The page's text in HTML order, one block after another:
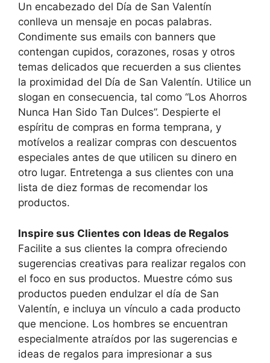
Un encabezado del Día de San Valentín
conlleva un mensaje en pocas palabras.
Condimente sus emails con banners que
contengan cupidos, corazones, rosas y otros
temas delicados que recuerden a sus clientes
la proximidad del Día de San Valentín. Utilice un
slogan en consecuencia, tal como “Los Ahorros
Nunca Han Sido Tan Dulces”. Despierte el
espíritu de compras en forma temprana, y
motívelos a realizar compras con descuentos
especiales antes de que utilicen su dinero en
otro lugar. Entretenga a sus clientes con una
lista de diez formas de recomendar los
productos.
Inspire sus Clientes con Ideas de Regalos
Facilite a sus clientes la compra ofreciendo
sugerencias creativas para realizar regalos con
el foco en sus productos. Muestre cómo sus
productos pueden endulzar el día de San
Valentín, e incluya un vínculo a cada producto
que mencione. Los hombres se encuentran
especialmente atraídos por las sugerencias e
ideas de regalos para impresionar a sus